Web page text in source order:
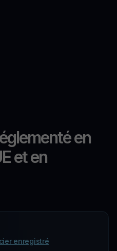
en
et en
enregistré